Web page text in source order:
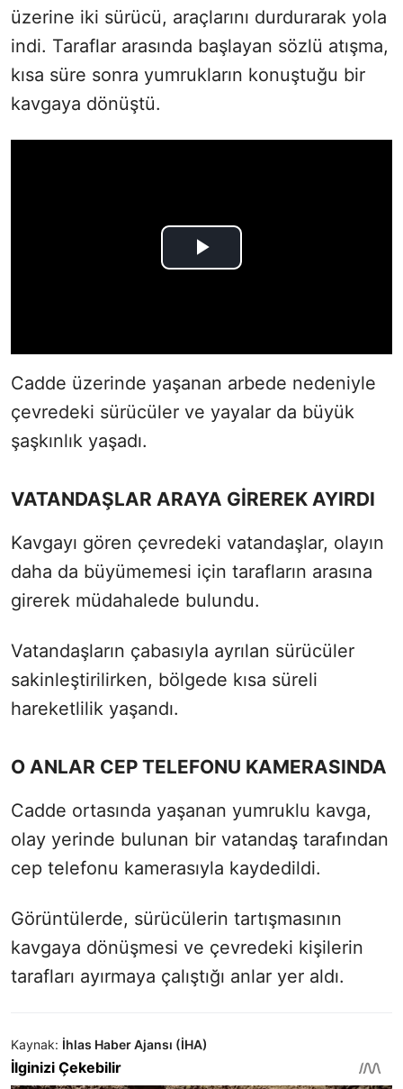
üzerine iki sürücü, araçlarını durdurarak yola
indi. Taraflar arasında başlayan sözlü atışma,
kısa süre sonra yumrukların konuştuğu bir
kavgaya dönüştü.
Cadde üzerinde yaşanan arbede nedeniyle
çevredeki sürücüler ve yayalar da büyük
şaşkınlık yaşadı.
VATANDAŞLAR ARAYA GİREREK AYIRDI
Kavgayı gören çevredeki vatandaşlar, olayın
daha da büyümemesi için tarafların arasına
girerek müdahalede bulundu.
Vatandaşların çabasıyla ayrılan sürücüler
sakinleştirilirken, bölgede kısa süreli
hareketlilik yaşandı.
O ANLAR CEP TELEFONU KAMERASINDA
Cadde ortasında yaşanan yumruklu kavga,
olay yerinde bulunan bir vatandaş tarafından
cep telefonu kamerasıyla kaydedildi.
Görüntülerde, sürücülerin tartışmasının
kavgaya dönüşmesi ve çevredeki kişilerin
tarafları ayırmaya çalıştığı anlar yer aldı.
Kaynak: İhlas Haber Ajansı (İHA)